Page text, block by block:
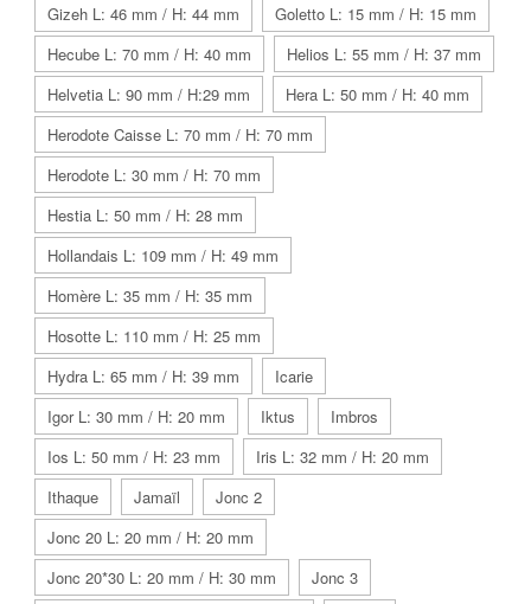
Gizeh L: 46 mm / H: 44 mm
Goletto L: 15 mm / H: 15 mm
Hecube L: 70 mm / H: 40 mm
Helios L: 55 mm / H: 37 mm
Helvetia L: 90 mm / H:29 mm
Hera L: 50 mm / H: 40 mm
Herodote Caisse L: 70 mm / H: 70 mm
Herodote L: 30 mm / H: 70 mm
Hestia L: 50 mm / H: 28 mm
Hollandais L: 109 mm / H: 49 mm
Homère L: 35 mm / H: 35 mm
Hosotte L: 110 mm / H: 25 mm
Hydra L: 65 mm / H: 39 mm
Icarie
Igor L: 30 mm / H: 20 mm
Iktus
Imbros
Ios L: 50 mm / H: 23 mm
Iris L: 32 mm / H: 20 mm
Ithaque
Jamaïl
Jonc 2
Jonc 20 L: 20 mm / H: 20 mm
Jonc 20*30 L: 20 mm / H: 30 mm
Jonc 3